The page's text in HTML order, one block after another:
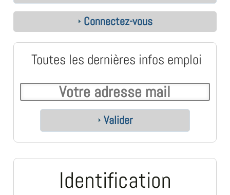
Connectez-vous
Toutes les dernières infos emploi
Valider
Identification